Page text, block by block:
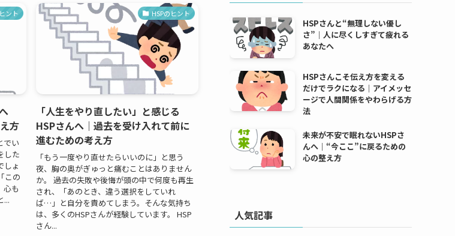
ント
方
でい
した
しょ
この
心も
...
HSPのヒント
「人生をやり直したい」と感じる
HSPさんへ｜過去を受け入れて前に
進むための考え方
「もう一度やり直せたらいいのに」と思う
夜、胸の奥がぎゅっと痛むことはありません
か。 過去の失敗や後悔が頭の中で何度も再生
され、「あのとき、違う選択をしていれ
ば…」と自分を責めてしまう。そんな気持ち
は、多くのHSPさんが経験しています。 HSP
さん...
HSPさんと“無理しない優し
さ”｜人に尽くしすぎて疲れる
あなたへ
HSPさんこそ伝え方を変える
だけでラクになる｜アイメッセ
ージで人間関係をやわらげる方
法
未来が不安で眠れないHSPさ
んへ｜“今ここ”に戻るための
心の整え方
人気記事